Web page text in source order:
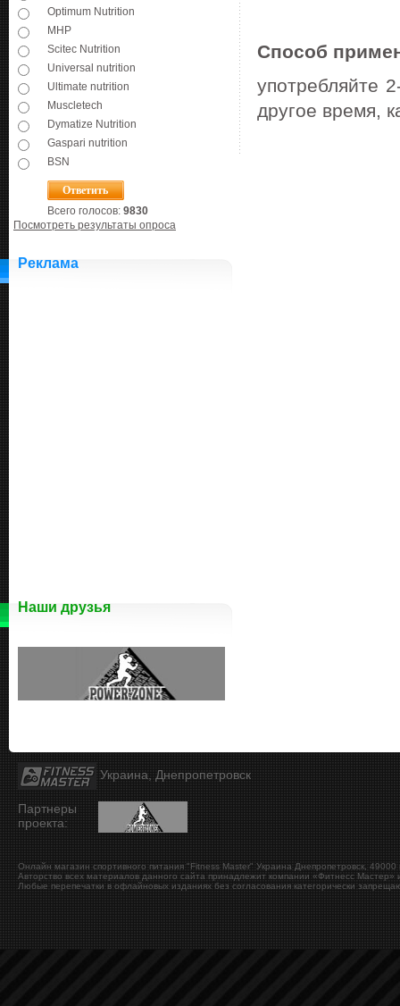
Optimum Nutrition
MHP
Scitec Nutrition
Universal nutrition
Ultimate nutrition
Muscletech
Dymatize Nutrition
Gaspari nutrition
BSN
Всего голосов: 9830
Посмотреть результаты опроса
Реклама
Наши друзья
Способ
употребляйте
другое время,
Украина, Днепропетровск
Партнеры
проекта:
Онлайн магазин спортивного питания "Fitness Master" Украина Днепропетровск 49000
Авторство всех материалов данного сайта принадлежит компании «Фитнесс Мастер»
Любые перепечатки в офлайновых изданиях без согласования категорически